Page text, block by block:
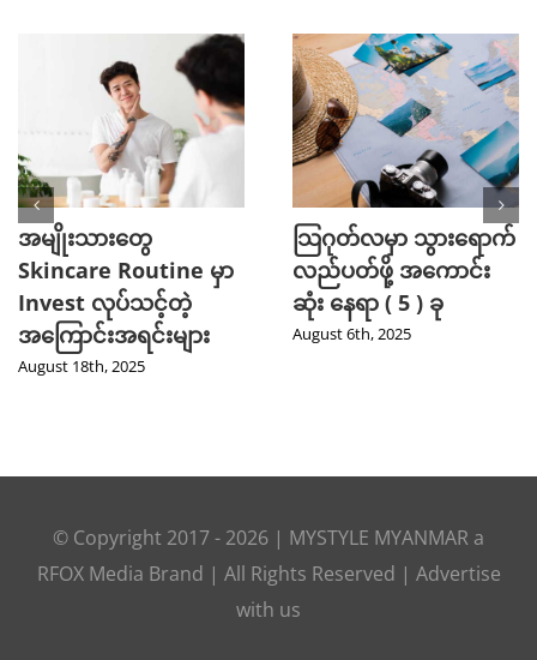
အမျိုးသားတွေ
Skincare Routine မှာ
Invest လုပ်သင့်တဲ့
အကြောင်းအရင်းများ
August 18th, 2025
သြဂုတ်လမှာ သွားရောက်
လည်ပတ်ဖို့ အကောင်း
ဆုံး နေရာ ( 5 ) ခု
August 6th, 2025
© Copyright 2017 - 2026 | MYSTYLE MYANMAR a
RFOX Media Brand | All Rights Reserved | Advertise
with us